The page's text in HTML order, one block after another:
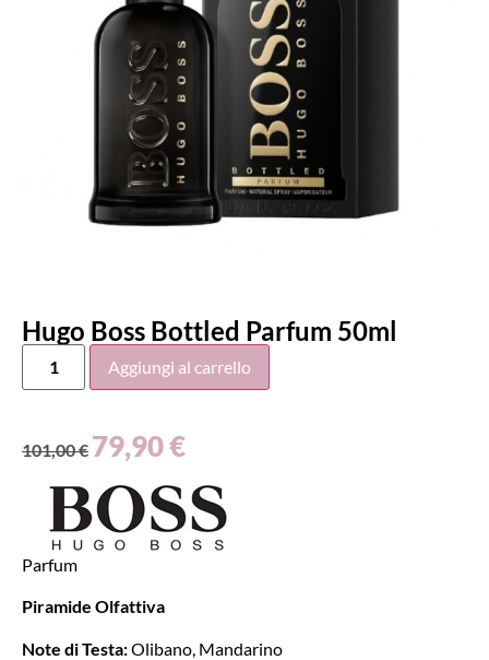
Hugo Boss Bottled Parfum 50ml
Aggiungi al carrello
101,00€ 79,90€
Parfum
Piramide Olfattiva
Note di Testa:Olibano, Mandarino